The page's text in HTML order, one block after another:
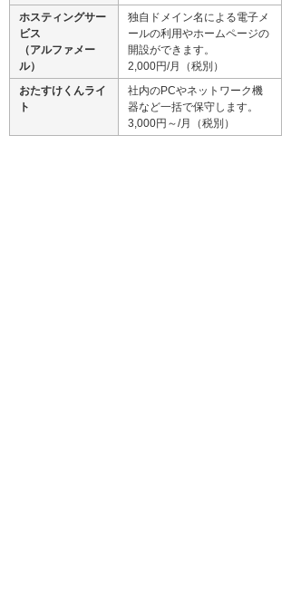
ホスティングサー
ビス
（アルファメー
ル）
独自ドメイン名による電子メ
ールの利用やホームページの
開設ができます。
2,000円/月（税別）
おたすけくんライ
ト
社内のPCやネットワーク機
器など一括で保守します。
3,000円～/月（税別）